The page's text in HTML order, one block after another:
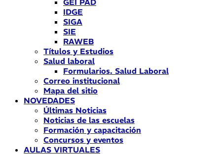
GEI PAD
IDGE
SIGA
SIE
RAWEB
Títulos y Estudios
Salud laboral
Formularios. Salud Laboral
Correo institucional
Mapa del sitio
NOVEDADES
Últimas Noticias
Noticias de las escuelas
Formación y capacitación
Concursos y eventos
AULAS VIRTUALES